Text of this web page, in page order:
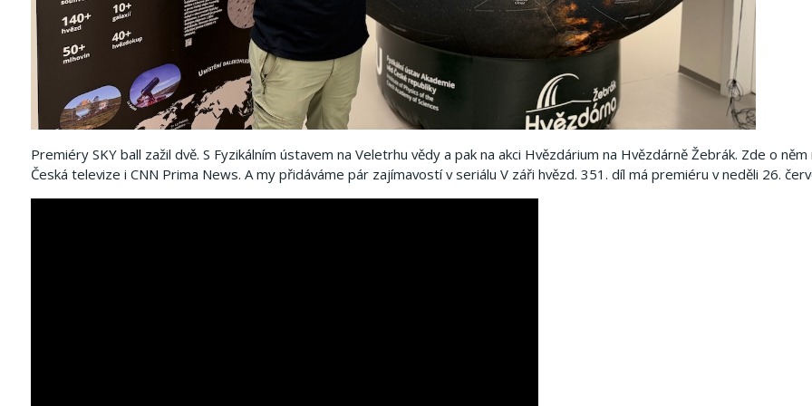
Premiéry SKY ball zažil dvě. S Fyzikálním ústavem na Veletrhu vědy a pak na akci Hvězdárium na Hvězdárně Žebrák. Zde o něm
Česká televize i CNN Prima News. A my přidáváme pár zajímavostí v seriálu V záři hvězd. 351. díl má premiéru v neděli 26.